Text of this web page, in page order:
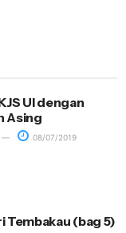
UI dengan
Asing
08/07/2019
Tembakau (bag 5)